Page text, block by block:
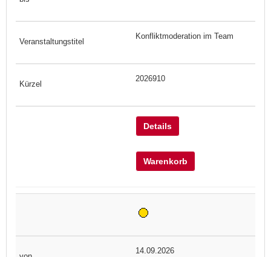
Konfliktmoderation im Team
2026910
Details
Warenkorb
14.09.2026